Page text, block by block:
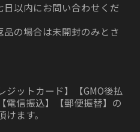
日以内にお問い合わせくだ
品の場合は未開封のみとさ
ジットカード】【GMO後払
電信振込】【郵便振替】の
ます。